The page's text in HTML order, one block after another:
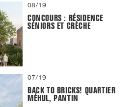
08/19
CONCOURS : RÉSIDENCE
SÉNIORS ET CRÈCHE
07/19
BACK TO BRICKS! QUARTIER
MÉHUL, PANTIN